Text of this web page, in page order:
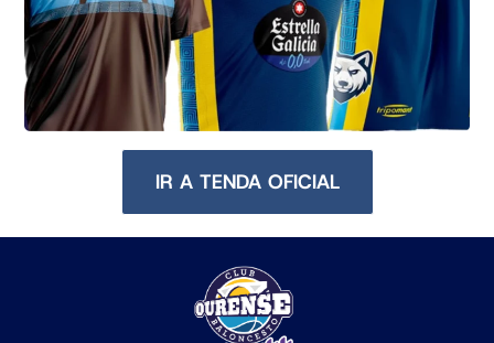
IR A TENDA OFICIAL